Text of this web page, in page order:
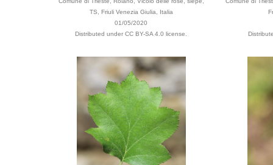
TS, Friuli Venezia Giulia, Italia
01/05/2020
Distributed under CC BY-SA 4.0 license.